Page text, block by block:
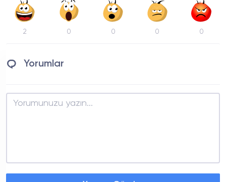
2 0 0 0 0
Yorumlar